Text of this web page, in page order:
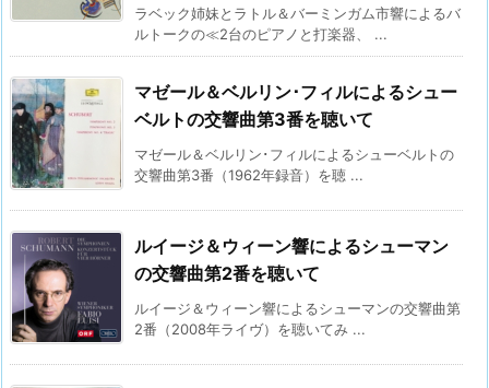
ラベック姉妹とラトル＆バーミンガム市響によるバ
ルトークの≪2台のピアノと打楽器、 ...
マゼール＆ベルリン･フィルによるシュー
ベルトの交響曲第3番を聴いて
マゼール＆ベルリン･フィルによるシューベルトの
交響曲第3番（1962年録音）を聴 ...
ルイージ＆ウィーン響によるシューマン
の交響曲第2番を聴いて
ルイージ＆ウィーン響によるシューマンの交響曲第
2番（2008年ライヴ）を聴いてみ ...